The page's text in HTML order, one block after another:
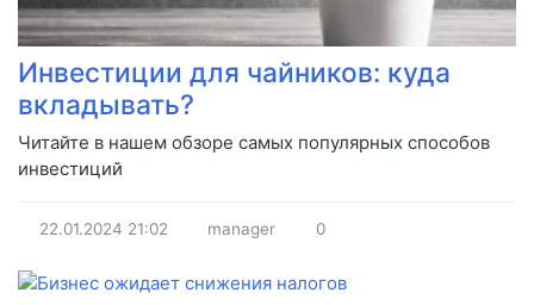
Инвестиции для чайников: куда
вкладывать?
Читайте в нашем обзоре самых популярных способов
инвестиций
22.01.2024 21:02 manager 0